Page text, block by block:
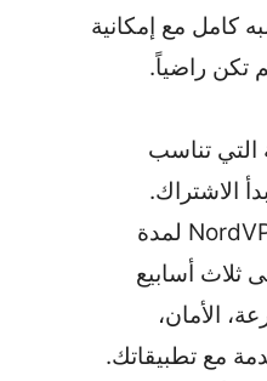
كامل مع إمكانية
تكن راضياً.
التي تناسب
الاشتراك.
استخدم NordVPN لمدة
ثلاث أسابيع
الأمان،
مع تطبيقاتك.